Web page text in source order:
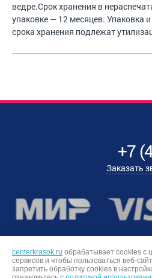
ведре.Срок хранения в
упаковке — 12 месяцев. Упаковка
срока хранения подлежат
+7(
Заказать
centerkrasok.ru обрабатывает cookies с
сервисов и чтобы пользоваться веб-
запретить обработку сookies в